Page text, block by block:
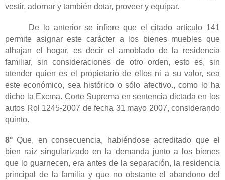
vestir, adornar y también dotar, proveer y equipar.
De lo anterior se infiere que el citado artículo 141
permite asignar este carácter a los bienes muebles que
alhajan el hogar, es decir el amoblado de la residencia
familiar, sin consideraciones de otro orden, esto es, sin
atender quien es el propietario de ellos ni a su valor, sea
este económico, sea histórico o sólo afectivo., como lo ha
dicho la Excma. Corte Suprema en sentencia dictada en los
autos Rol 1245-2007 de fecha 31 mayo 2007, considerando
quinto.
8° Que, en consecuencia, habiéndose acreditado que el
bien raíz singularizado en la demanda junto a los bienes
que lo guarnecen, era antes de la separación, la residencia
principal de la familia y que no obstante el abandono del